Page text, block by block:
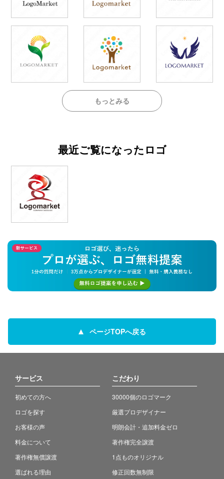
もっとみる
最近ご覧になったロゴ
ページTOPへ戻る
サービス
初めての方へ
ロゴを探す
お客様の声
料金について
著作権無償譲渡
選ばれる理由
こだわり
30000個のロゴマーク
厳選プロデザイナー
明朗会計・追加料金ゼロ
著作権完全譲渡
1点ものオリジナル
修正回数無制限